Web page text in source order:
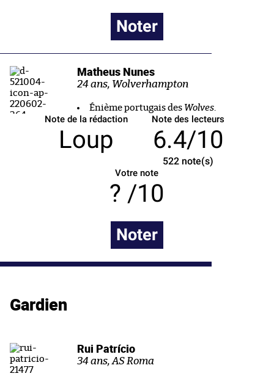
Noter
Matheus Nunes
24 ans, Wolverhampton
Énième portugais des Wolves.
Note de la rédaction
Loup
Note des lecteurs
6.4/10
522note(s)
Votre note
/10
Noter
Gardien
Rui Patrício
34 ans, AS Roma